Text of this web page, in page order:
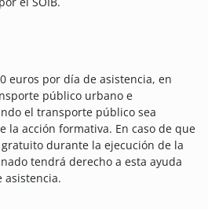
euros por día de asistencia, en
público urbano e
el transporte público sea
la acción formativa. En caso de que
durante la ejecución de la
tendrá derecho a esta ayuda
asistencia.